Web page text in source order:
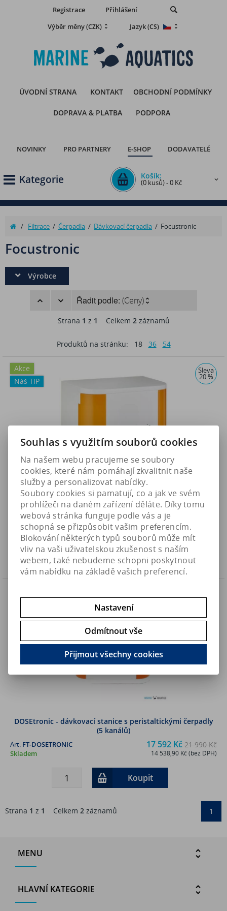
Registrace
Přihlášení
Výběr měny(CZK) Jazyk(CS)
ÚVODNÍ STRANA KONTAKT OBCHODNÍ PODMÍNKY
DOPRAVA & PLATBA PODPORA
NOVINKY PRO PARTNERY E-SHOP DODAVATELÉ
Kategorie Košík:
(0 kusů) - 0 Kč
/ Filtrace / Čerpadla / Dávkovací čerpadla / Focustronic
Focustronic
Výrobce
Řadit podle: (Ceny)
Strana 1 z 1 Celkem 2záznamů
Produktů na stránku: 18 36 54
Akce
Náš TIP
Sleva
20 %
DOSEtronic DC - dávkovací stanice s peristaltickými
čerpadly (5 kanálů)
15 992 Kč
13 216,60 Kč (bez DPH)
FT-DOSETRONIC-DC
Skladem
Koupit
20 %
DOSEtronic - dávkovací stanice s peristaltickými čerpadly
(5 kanálů)
17 592 Kč 21 990 Kč
14 538,90 Kč (bez DPH)
Art: FT-DOSETRONIC
Skladem
Koupit
Strana 1 z 1 Celkem 2 záznamů 1
MENU
HLAVNÍ KATEGORIE
Souhlas s využitím souborů cookies
Na našem webu pracujeme se soubory
cookies, které nám pomáhají zkvalitnit naše
služby a personalizovat nabídky.
Soubory cookies si pamatují, co a jak ve svém
prohlížeči na daném zařízení děláte. Díky tomu
webová stránka funguje podle vás a je
schopná se přizpůsobit vašim preferencím.
Blokování některých typů souborů může mít
vliv na vaši uživatelskou zkušenost s naším
webem, také nebudeme schopni poskytnout
vám nabídku na základě vašich preferencí.
Nastavení
Odmítnout vše
Přijmout všechny cookies